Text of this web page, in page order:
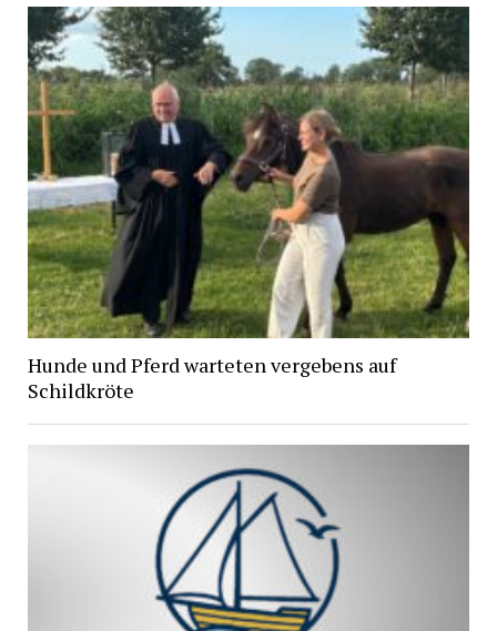
Hunde und Pferd warteten vergebens auf
Schildkröte